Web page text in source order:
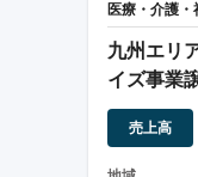
医療・介護・
九州エリ
イズ事業
込み
売上高